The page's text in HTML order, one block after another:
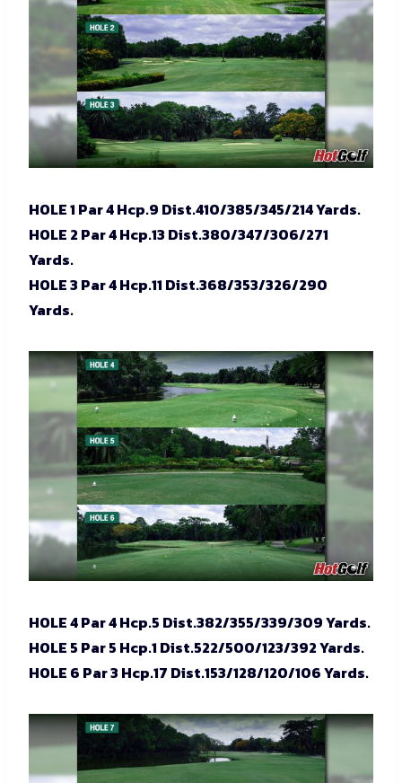
HOLE 1 Par 4 Hcp.9 Dist.410/385/345/214 Yards.
HOLE 2 Par 4 Hcp.13 Dist.380/347/306/271
Yards.
HOLE 3 Par 4 Hcp.11 Dist.368/353/326/290
Yards.
HOLE 4 Par 4 Hcp.5 Dist.382/355/339/309 Yards.
HOLE 5 Par 5 Hcp.1 Dist.522/500/123/392 Yards.
HOLE 6 Par 3 Hcp.17 Dist.153/128/120/106 Yards.